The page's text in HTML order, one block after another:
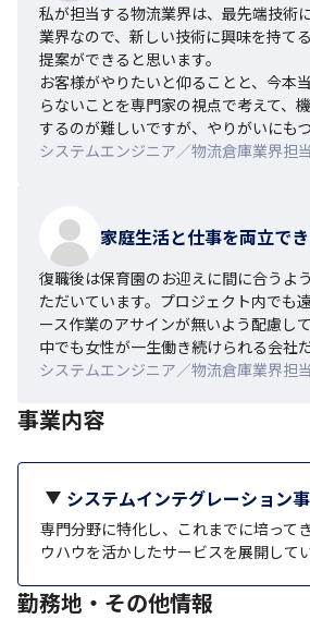
私が担当する物流業界は、最先端技術
業界なので、新しい技術に興味を持て
提案ができると思います。
お客様がやりたいと仰ることと、今本
らないことを専門家の視点で考えて、
するのが難しいですが、やりがいにもつ
システムエンジニア／物流倉庫業界担
家庭生活と仕事を両立で
復職後は保育園のお迎えに間に合うよ
ただいています。プロジェクト内でも
ース作業のアサインが無いよう配慮し
中でも女性が一生働き続けられる会社
システムエンジニア／物流倉庫業界担
事業内容
システムインテグレーション
専門分野に特化し、これまでに培って
ウハウを活かしたサービスを展開してい
勤務地・その他情報